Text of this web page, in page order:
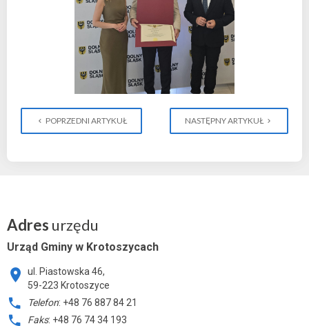
POPRZEDNI ARTYKUŁ NASTĘPNY ARTYKUŁ
Adres urzędu
Urząd Gminy w Krotoszycach
ul. Piastowska 46,
59-223 Krotoszyce
Telefon: +48 76 887 84 21
Faks: +48 76 74 34 193